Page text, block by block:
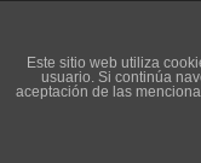
Este sitio web utiliza
usuario. Si continúa
aceptación de las